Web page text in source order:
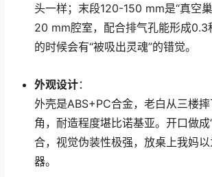
头一样；末段120-150 mm是“真空
20 mm腔室，配合排气孔能形成0.3
的时候会有“被吸出灵魂”的错觉。
外观设计：
外壳是ABS+PC合金，老白从三楼
角，耐造程度堪比诺基亚。开口做成
合，视觉伪装性极强，放桌上我妈
器。